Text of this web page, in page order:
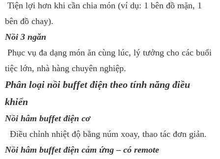
Tiện lợi hơn khi cần chia món (ví dụ: 1 bên đồ mặn, 1
bên đồ chay).
Nồi 3 ngăn
Phục vụ đa dạng món ăn cùng lúc, lý tưởng cho các buổi
tiệc lớn, nhà hàng chuyên nghiệp.
Phân loại nồi buffet điện theo tính năng điều
khiển
Nồi hâm buffet điện cơ
Điều chỉnh nhiệt độ bằng núm xoay, thao tác đơn giản.
Nồi hâm buffet điện cảm ứng – có remote